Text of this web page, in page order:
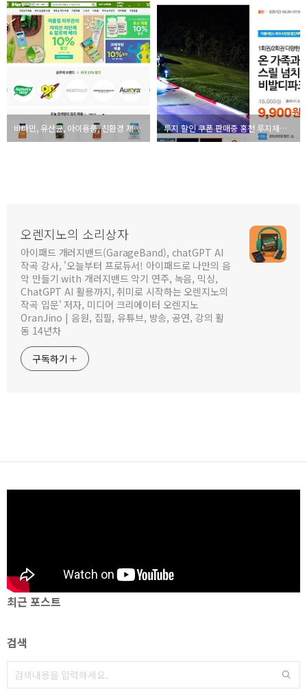
비타민, 유산균, 아이용품, 친환경 제품 직구 아이허브 필수템 목록 iHerb.com 추천코드 SOR3250 루지 할인 쿠폰 판매중 홍천 루지체험 비발디파크 루지월드 9,900원
오렌지노의 소리상자
아이패드 개러지밴드(GarageBand), chatGPT AI
작곡 강사, '오늘부터 프로듀서! 아이패드로 나만의 음
악 만들기 with 개러지밴드 악기 연주, 녹음, 믹싱,
ChatGPT AI 활용까지, 취미로 시작하는 오렌지노의
작곡 입문' 저자, 미디어 크리에이터 오렌지노
OranJino | 음원, 집필, 유튜브, 방송, 공연, 강의 활
동 14년차
구독하기
최근 포스트
검색